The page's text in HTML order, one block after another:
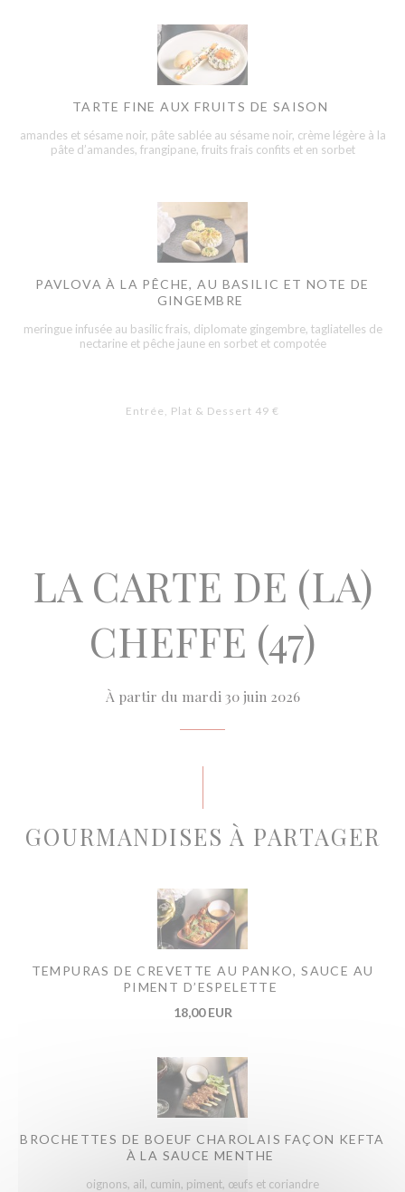
TARTE FINE AUX FRUITS DE SAISON
amandes et sésame noir, pâte sablée au sésame noir, crème légère à la
pâte d’amandes, frangipane, fruits frais confits et en sorbet
PAVLOVA À LA PÊCHE, AU BASILIC ET NOTE DE
GINGEMBRE
meringue infusée au basilic frais, diplomate gingembre, tagliatelles de
nectarine et pêche jaune en sorbet et compotée
Entrée, Plat & Dessert 49 €
LA CARTE DE (LA)
CHEFFE (47)
À partir du mardi 30 juin 2026
GOURMANDISES À PARTAGER
TEMPURAS DE CREVETTE AU PANKO, SAUCE AU
PIMENT D’ESPELETTE
18,00 EUR
BROCHETTES DE BOEUF CHAROLAIS FAÇON KEFTA
À LA SAUCE MENTHE
oignons, ail, cumin, piment, œufs et coriandre